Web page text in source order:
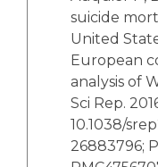
suicide
United
European
analysis of
Sci Rep.
10.1038/
26883796;